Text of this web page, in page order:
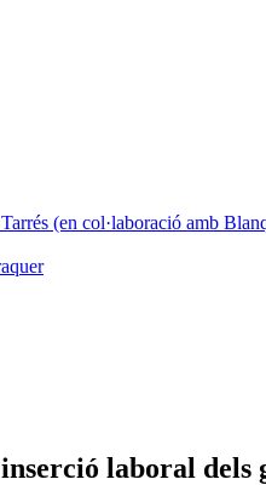
(en col·laboració amb
laboral